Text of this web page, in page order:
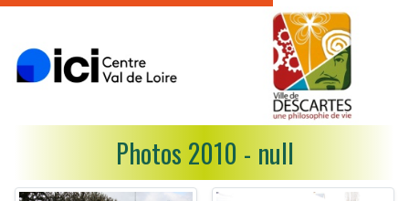
Photos 2010 - null